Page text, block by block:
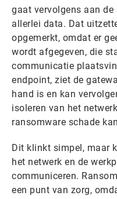
gaat vervolgens aan
allerlei data. Dat
opgemerkt, omdat er
wordt afgegeven, die
communicatie
endpoint, ziet de
hand is en kan
isoleren van het
ransomware schade
Dit klinkt simpel, maar
het netwerk en de
communiceren.
een punt van zorg,